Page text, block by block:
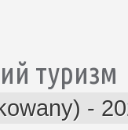
туризм
-